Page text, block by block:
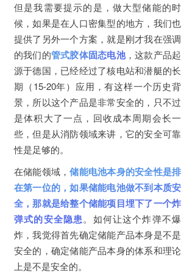
但是我需要提示的是，做大型储能的时
候，如果是在人口密集型的地方，我们也
提供了另外一个方案，就是刚才我在强调
的我们的管式胶体固态电池，这款产品起
源于德国，已经经过了核电站和潜艇的长
期（15-20年）应用，有这样一个历史背
景，所以这个产品是非常安全的，只不过
是体积大了一点，回收成本周期会长一
些，但是从消防领域来讲，它的安全可靠
性是足够的。
在储能领域，储能电池本身的安全性是排
在第一位的，如果储能电池做不到本质安
全，那就是给整个储能项目埋下了一个炸
弹式的安全隐患。如何让这个炸弹不爆
炸，我觉得首先确定储能产品本身是不是
安全的，确定储能产品本身的体系和理论
上是不是安全的。